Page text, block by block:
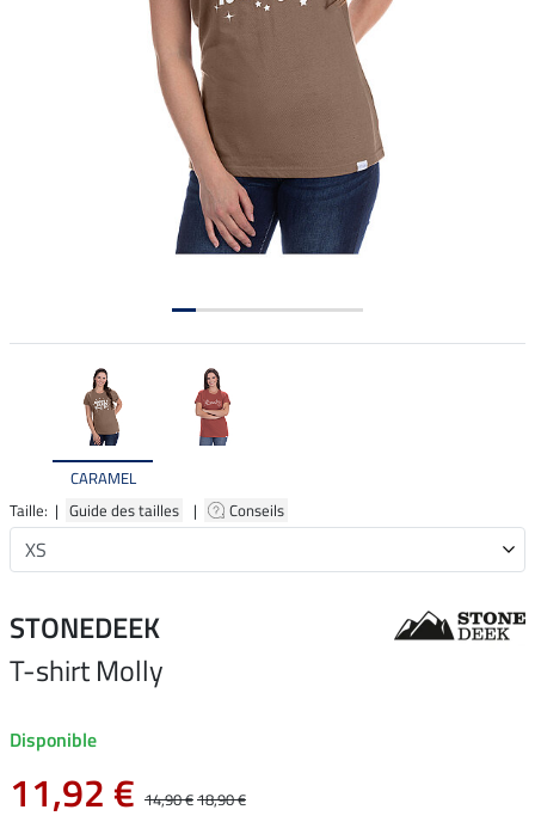
CARAMEL
Taille: | Guide des tailles | Conseils
STONEDEEK
T-shirt Molly
Disponible
11,92 € 14,90 €18,90 €